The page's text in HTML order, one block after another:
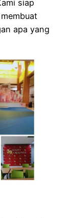
siap
apa yang